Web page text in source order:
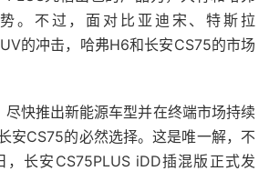
。不过，面对比亚迪宋、特斯拉
的冲击，哈弗H6和长安CS75的市场
快推出新能源车型并在终端市场持续
安CS75的必然选择。这是唯一解，不
，长安CS75PLUS iDD插混版正式发